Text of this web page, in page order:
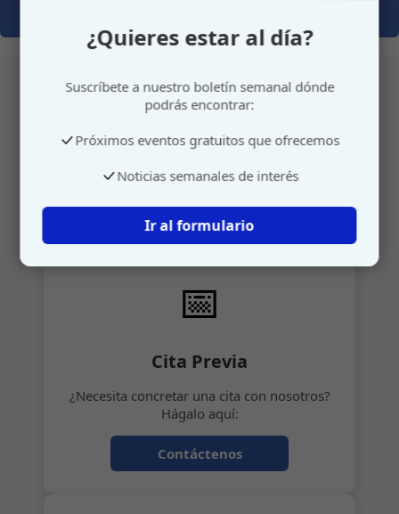
Atención personalizada
Gestione su cita o envíenos sus sugerencias de
📅
Cita Previa
¿Necesita concretar una cita con nosotros?
Hágalo aquí:
Contáctenos
¿Quieres estar al día?
Suscríbete a nuestro boletín semanal dónde
podrás encontrar:
Próximos eventos gratuitos que ofrecemos
Noticias semanales de interés
Ir al formulario